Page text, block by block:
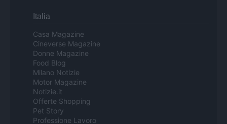
Italia
Casa Magazine
Cineverse Magazine
Donne Magazine
Food Blog
Milano Notizie
Motor Magazine
Notizie.it
Offerte Shopping
Pet Story
Professione Lavoro